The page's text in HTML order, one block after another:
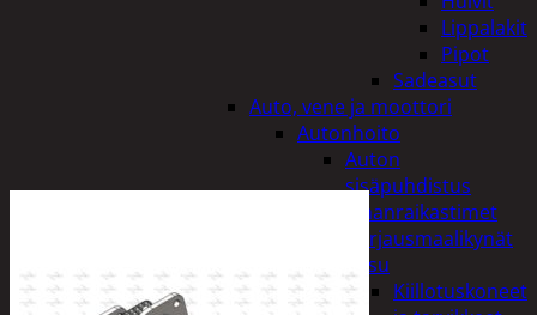
Lippalakit
Pipot
Sadeasut
Auto, vene ja moottori
Autonhoito
Auton
sisäpuhdistus
Ilmanraikastimet
Korjausmaalikynät
Pesu
Kiillotuskoneet